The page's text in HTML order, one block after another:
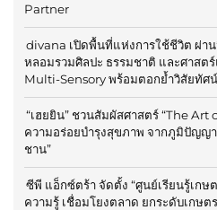
Partner
divana เปิดพื้นที่แห่งการใช้ชีวิต ผ่า
หลอมรวมศิลปะ ธรรมชาติ และศาสต
Multi-Sensory พร้อมตอกย้ำวิสัยทัศ
“เฮยยิน” ชวนสัมผัสศาสตร์ “The Art
ความอร่อยบำรุงสุขภาพ จากภูมิปัญญ
ชาน”
ซีพี แอ็กซ์ตร้า จัดตั้ง “ศูนย์เรียนรู้เกษ
ความรู้ เชื่อมโยงตลาด ยกระดับเกษ